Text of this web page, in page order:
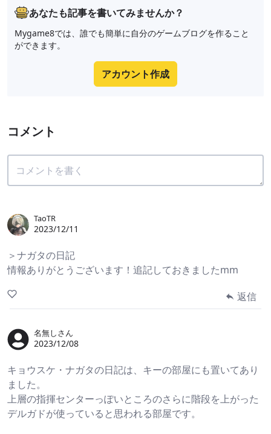
あなたも記事を書いてみませんか？
Mygame8では、誰でも簡単に自分のゲームブログを作ること
ができます。
アカウント作成
コメント
TaoTR
2023/12/11
＞ナガタの日記
情報ありがとうございます！追記しておきましたmm
返信
名無しさん
2023/12/08
キョウスケ・ナガタの日記は、キーの部屋にも置いてあり
ました。
上層の指揮センターっぽいところのさらに階段を上がった
デルガドが使っていると思われる部屋です。